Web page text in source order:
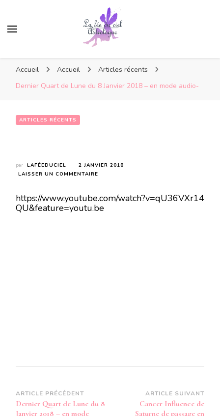
Accueil Accueil
Articles récents
Dernier Quart de Lune du 8 Janvier 2018 – en mode audio-
ARTICLES RÉCENTS
par LAFÉEDUCIEL
2 JANVIER 2018
LAISSER UN COMMENTAIRE
DE
LUNE
https://www.youtube.com/watch?v=qU36VXr14
QU&feature=youtu.be
Navigation
d’article
ARTICLE PRÉCÉDENT
Dernier Quart de Lune du 8
Janvier 2018 – en mode
ARTICLE SUIVANT
Cancer Influence de
Saturne de passage en